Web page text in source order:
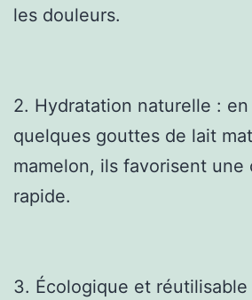
les douleurs.
2. Hydratation naturelle :
quelques gouttes de lait
mamelon, ils favorisent une
rapide.
3. Écologique et réutilisable